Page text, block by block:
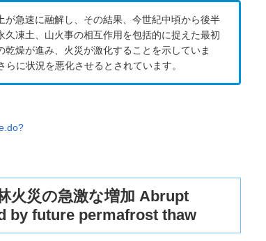
急速に融解し、その結果、今世紀中頃から後半
凍土、山火事の相互作用を包括的に捉えた最初
燥が進み、火災が激化することを示していま
に状況を悪化させるとされています。
火災の急激な増加 Abrupt
by future permafrost thaw